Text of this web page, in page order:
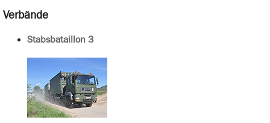
Verbände
Stabsbataillon 3